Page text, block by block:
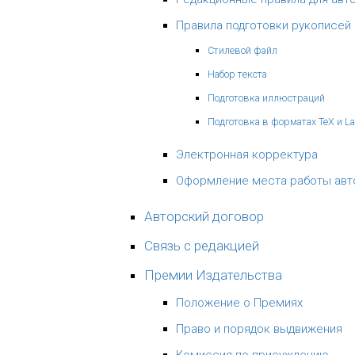
Правила подготовки рукописей
Стилевой файл
Набор текста
Подготовка иллюстраций
Подготовка в форматах TeX и
Электронная корректура
Оформление места работы
Авторский договор
Связь с редакцией
Премии Издательства
Положение о Премиях
Право и порядок выдвижения